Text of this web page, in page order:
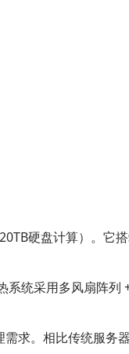
硬盘计算）。它
统采用多风扇阵
求。相比传统服务